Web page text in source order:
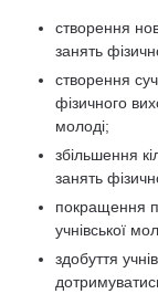
створення
занять
створення
фізичного
молоді;
збільшення
занять
покращення
учнівської
здобуття